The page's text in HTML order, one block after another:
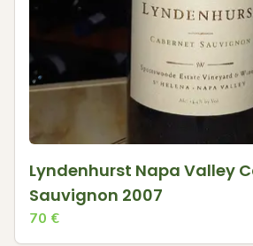
Lyndenhurst Napa Valley
Sauvignon 2007
70 €